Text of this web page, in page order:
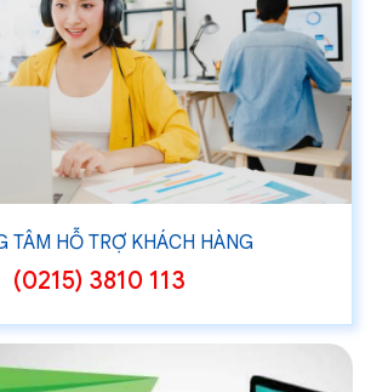
TÂM HỖ TRỢ KHÁCH HÀNG
(0215) 3810 113